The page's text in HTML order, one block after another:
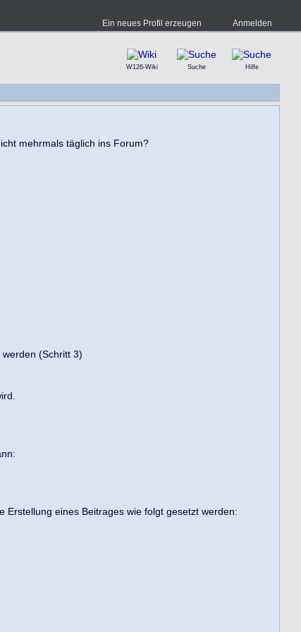
Ein neues Profil erzeugen Anmelden
W126-Wiki Suche Hilfe
mehrmals täglich ins Forum?
(Schritt 3)
eines Beitrages wie folgt gesetzt werden: